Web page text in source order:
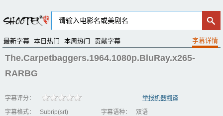
最新字幕 本日热门 本周热门 贡献字幕
The.Carpetbaggers.1964.1080p.BluRay.x265-
RARBG
字幕评分：
举报机器翻译
字幕格式：
Subrip(srt) 字幕语种：
双语